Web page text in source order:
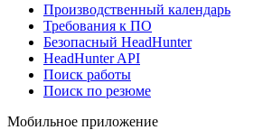
Производственный календарь
Требования к ПО
Безопасный HeadHunter
HeadHunter API
Поиск работы
Поиск по резюме
Мобильное приложение